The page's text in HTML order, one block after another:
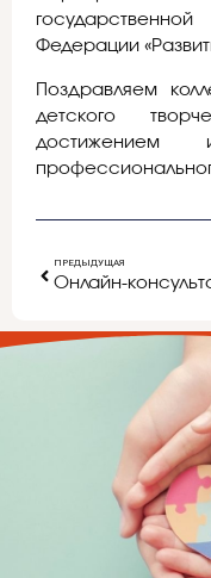
Федерации
Поздравляем
детского
достижением
ПРЕДЫДУЩАЯ